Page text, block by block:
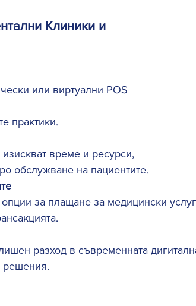
Клиники и
или виртуални POS
практики.
време и ресурси,
обслужване на пациентите.
за плащане за медицински
разход в съвременната
решения.